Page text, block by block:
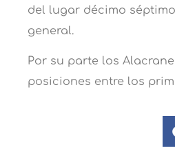
del lugar décimo
general.
Por su parte los
posiciones entre los